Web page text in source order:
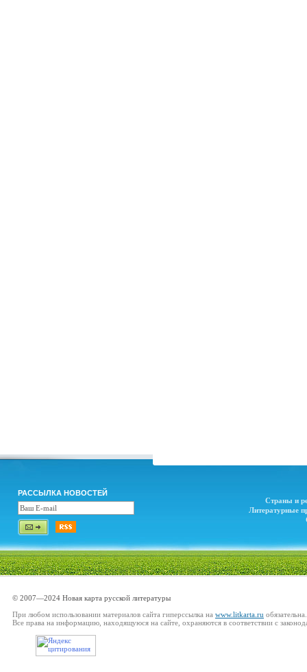
РАССЫЛКА НОВОСТЕЙ
Страны и
Литературные
© 2007—2024 Новая карта русской литературы
При любом использовании материалов сайта гиперссылка на www.litkarta.ru обязательна.
Все права на информацию, находящуюся на сайте, охраняются в соответствии с